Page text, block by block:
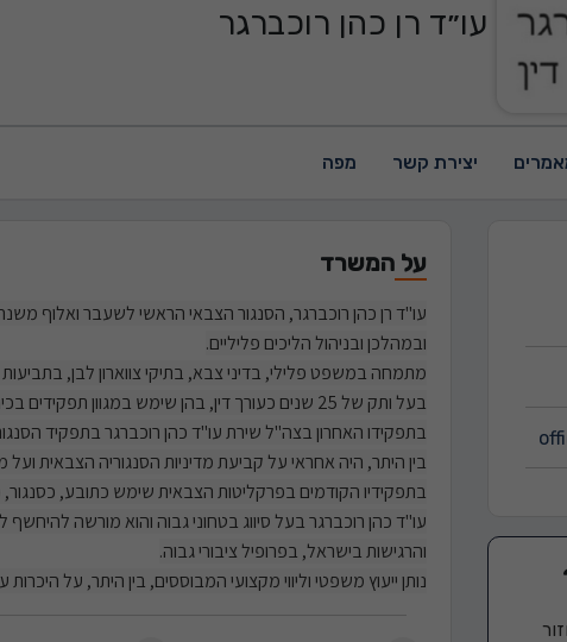
עו״ד רן כהן רוכברגר
יצירת קשר מפה
על המשרד
עו"ד רן כהן רוכברגר, הסנגור הצבאי הראשי לשעבר ואלוף
ובמהלכן ובניהול הליכים פליליים.
מתמחה במשפט פלילי, בדיני צבא, בתיקי צווארון לבן,
בעל ותק של 25 שנים כעורך דין, בהן שימש במגוון תפקידים בכירים בפרקליטות הצבאית במשפט פלילי ומנהלי.
בתפקידו האחרון בצה"ל שירת עו"ד כהן רוכברגר בתפקיד
בין היתר, היה אחראי על קביעת מדיניות הסנגוריה הצבאית
בתפקידיו הקודמים בפרקליטות הצבאית שימש כתובע, כסנגור,
עו"ד כהן רוכברגר בעל סיווג בטחוני גבוה והוא מורשה
והרגישות בישראל, בפרופיל ציבורי גבוה.
נותן ייעוץ משפטי וליווי מקצועי המבוססים, בין היתר, על